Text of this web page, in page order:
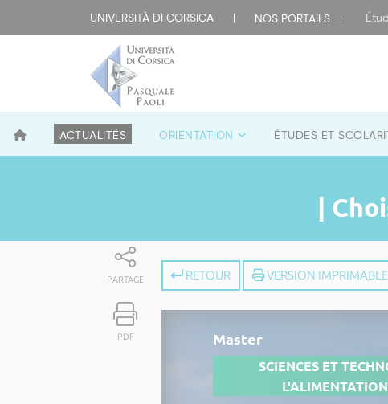
UNIVERSITÀ DI CORSICA | NOS PORTAILS :
ACTUALITÉS ORIENTATION ÉTUDES ET
|
PARTAGE
PDF
RETOUR VERSION IMPRIMABLE
Master
SCIENCES ET